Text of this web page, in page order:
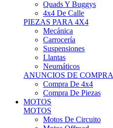
Quads Y Buggys
4x4 De Calle
PIEZAS PARA 4X4
Mecánica
Carrocería
Suspensiones
Llantas
Neumáticos
ANUNCIOS DE COMPRA
Compra De 4x4
Compra De Piezas
MOTOS
MOTOS
Motos De Circuito